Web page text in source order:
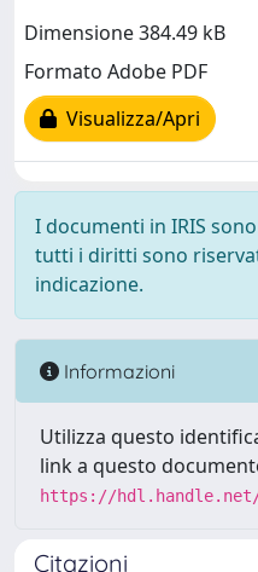
Dimensione 384.49 kB
Formato Adobe PDF
Visualizza/Apri
I documenti in IRIS
tutti i diritti sono
indicazione.
Informazioni
Utilizza questo
link a questo
https://hdl.handle.net/
Citazioni